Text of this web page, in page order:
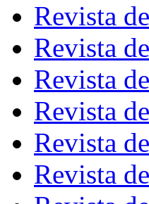
Revista
Revista
Revista
Revista
Revista
Revista